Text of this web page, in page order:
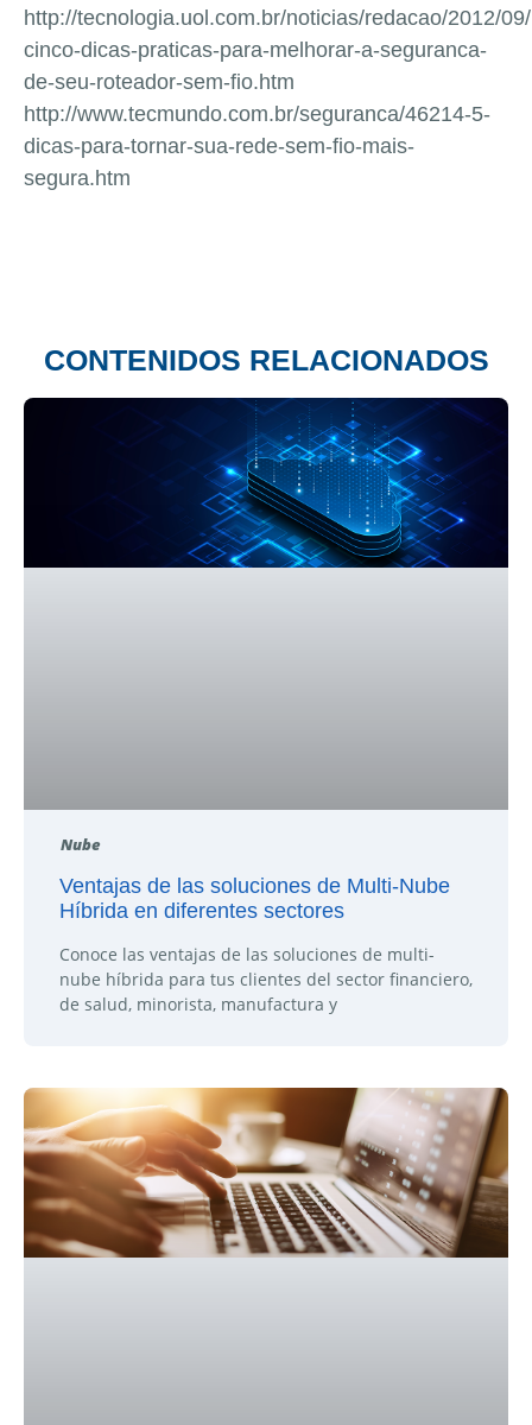
http://tecnologia.uol.com.br/noticias/redacao/2012/
cinco-dicas-praticas-para-melhorar-a-seguranca-
de-seu-roteador-sem-fio.htm
http://www.tecmundo.com.br/seguranca/46214-5-
dicas-para-tornar-sua-rede-sem-fio-mais-
segura.htm
CONTENIDOS RELACIONADOS
Nube
Ventajas de las soluciones de Multi-Nube
Híbrida en diferentes sectores
Conoce las ventajas de las soluciones de multi-
nube híbrida para tus clientes del sector financiero,
de salud, minorista, manufactura y